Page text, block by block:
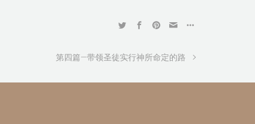
第四篇—带领圣徒实行神所命定的路